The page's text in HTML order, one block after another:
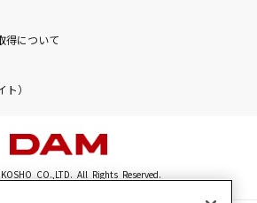
得について
ト）
CO.,LTD. All Rights Reserved.